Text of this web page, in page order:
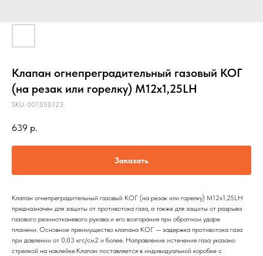
Клапан огнепреградительный газовый КОГ
(на резак или горелку) М12х1,25LH
SKU: 001.050.123
639 р.
Заказать
Клапан огнепреградительный газовый КОГ (на резак или горелку) М12х1,25LH
предназначен для защиты от противотока газа, а также для защиты от разрыва
газового резинотканевого рукава и его возгорания при обратном ударе
пламени. Основное преимущество клапана КОГ — задержка противотока газа
при давлении от 0,03 кгс/см2 и более. Направление истечения газа указано
стрелкой на наклейке.Клапан поставляется в индивидуальной коробке с